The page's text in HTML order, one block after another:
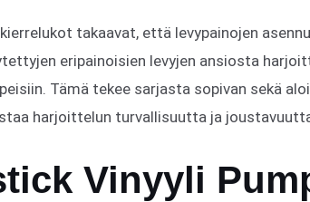
takaavat, että levypainojen
eripainoisien levyjen ansiosta
Tämä tekee sarjasta sopivan sekä
harjoittelun turvallisuutta ja
Vinyyli